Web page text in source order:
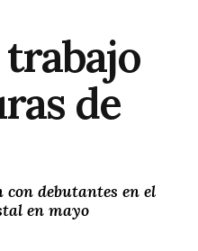
trabajo
de
debutantes en el
en mayo